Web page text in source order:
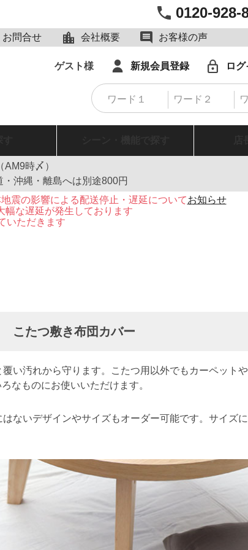
0120-928-
お問合せ 会社概要 お客様の声
ゲスト様 新規会員登録 ロ
時〆）
沖縄・離島へは別途800円
震の影響による配送停止・遅延についてお知らせ
な遅延が発生しております
いただきます
こたつ敷き布団カバー
い汚れから守ります。こたつ用以外でもカーペット
なものにお使いいただけます。
ないデザインやサイズもオーダー可能です。サイズ